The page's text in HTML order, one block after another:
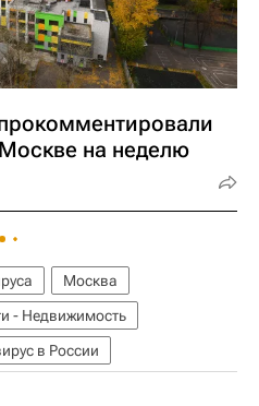
на неделю
Москва
- Недвижимость
в России